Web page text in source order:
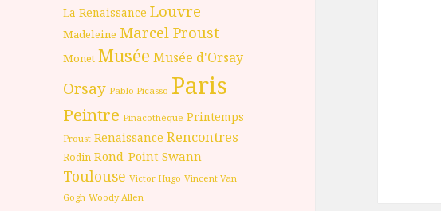
La Renaissance Louvre
Madeleine Marcel Proust
Monet Musée Musée d'Orsay
Orsay Pablo Picasso Paris
Peintre Pinacothèque Printemps
Proust Renaissance Rencontres
Rodin Rond-Point Swann
Toulouse Victor Hugo Vincent Van
Gogh Woody Allen